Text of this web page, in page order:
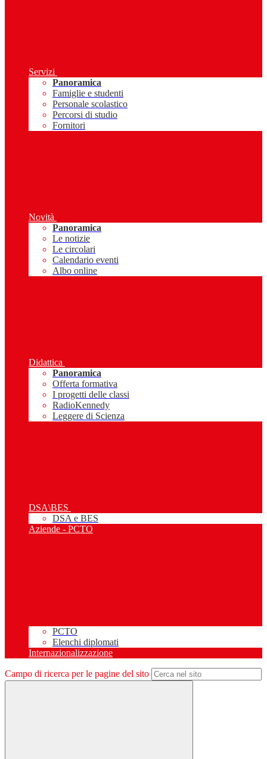
Servizi
Panoramica
Famiglie e studenti
Personale scolastico
Percorsi di studio
Fornitori
Novità
Panoramica
Le notizie
Le circolari
Calendario eventi
Albo online
Didattica
Panoramica
Offerta formativa
I progetti delle classi
RadioKennedy
Leggere di Scienza
DSA\BES
DSA e BES
Aziende - PCTO
PCTO
Elenchi diplomati
Internazionalizzazione
Campo di ricerca per le pagine del sito